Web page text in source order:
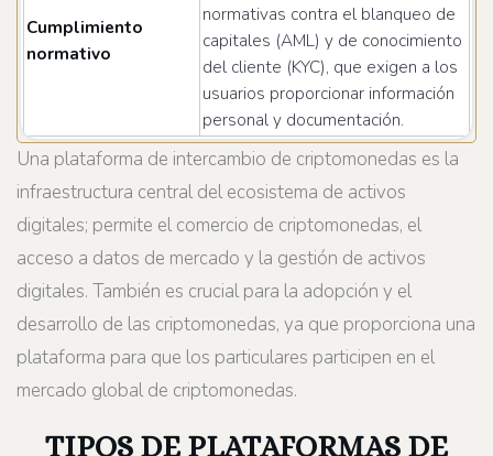
Cumplimiento
normativo
normativas contra el blanqueo de
capitales (AML) y de conocimiento
del cliente (KYC), que exigen a los
usuarios proporcionar información
personal y documentación.
Una plataforma de intercambio de criptomonedas es la
infraestructura central del ecosistema de activos
digitales; permite el comercio de criptomonedas, el
acceso a datos de mercado y la gestión de activos
digitales. También es crucial para la adopción y el
desarrollo de las criptomonedas, ya que proporciona una
plataforma para que los particulares participen en el
mercado global de criptomonedas.
TIPOS DE PLATAFORMAS DE